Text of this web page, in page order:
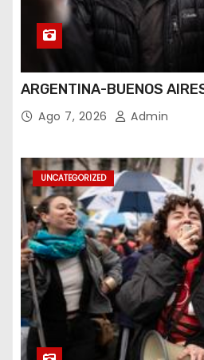
ARGENTINA-BUENOS
Ago 7, 2026 Admin
UNCATEGORIZED